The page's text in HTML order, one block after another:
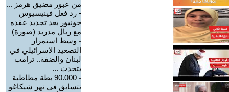
من عبور مضيق هرمز ...
- رد فعل فينيسيوس
جونيور بعد تجديد عقده
مع ريال مدريد (صورة)
- وسط استمرار
التصعيد الإسرائيلي في
لبنان والضفة.. ترامب
يتحدث ...
-
90.000 بطة مطاطية
تتسابق في نهر شيكاغو